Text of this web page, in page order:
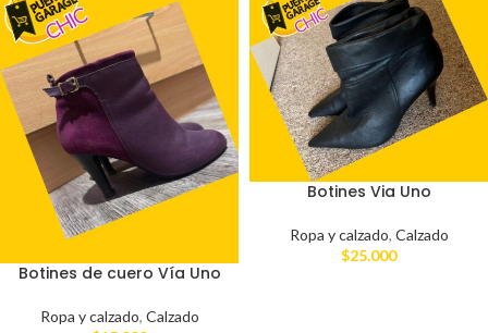
Botines de cuero Vía Uno
Ropa y calzado, Calzado
Botines Via Uno
Ropa y calzado, Calzado
$25.000